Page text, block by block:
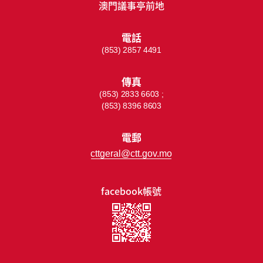
facebook帳號
澳門議事亭前地
電話
(853) 2857 4491
傳真
(853) 2833 6603 ;
(853) 8396 8603
電郵
cttgeral@ctt.gov.mo